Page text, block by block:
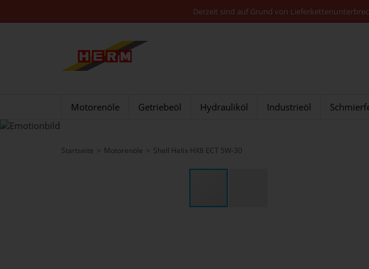
Derzeit sind auf Grund von
Motorenöle Getriebeöl Hydrauliköl Industrieöl
Startseite Motorenöle Shell Helix HX8 ECT 5W-30